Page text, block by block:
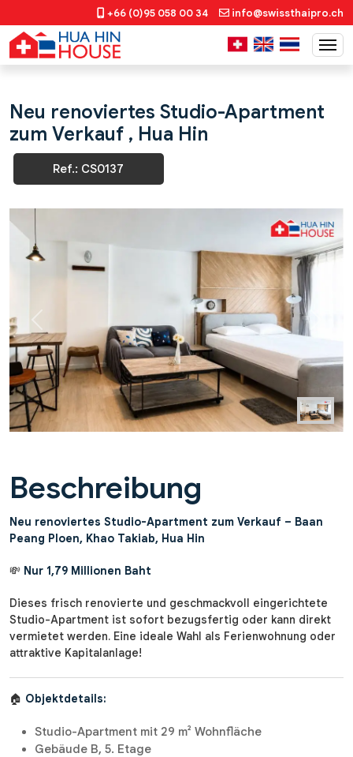
+66 (0)95 058 00 34 info@swissthaipro.ch
Neu renoviertes Studio-Apartment
zum Verkauf , Hua Hin
Ref.: CS0137
Previous
Beschreibung
Neu renoviertes Studio-Apartment zum Verkauf – Baan
Peang Ploen, Khao Takiab, Hua Hin
💸 Nur 1,79 Millionen Baht
Dieses frisch renovierte und geschmackvoll eingerichtete
Studio-Apartment ist sofort bezugsfertig oder kann direkt
vermietet werden. Eine ideale Wahl als Ferienwohnung oder
attraktive Kapitalanlage!
🏠 Objektdetails:
Studio-Apartment mit 29 m² Wohnfläche
Gebäude B, 5. Etage